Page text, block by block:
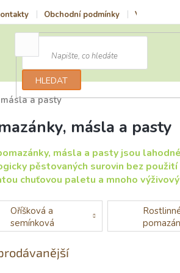
Obchodní podmínky Vrácení
HLEDAT
a pasty
másla a pasty
másla a pasty jsou
pěstovaných surovin bez
chuťovou paletu a mnoho
Oříšková a
semínková
másla